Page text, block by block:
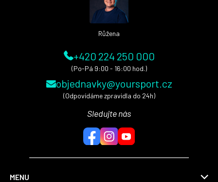
Růžena
+420 224 250 000
(Po-Pá 9:00 - 16:00 hod.)
objednavky@yoursport.cz
(Odpovídáme zpravidla do 24h)
Sledujte nás
MENU